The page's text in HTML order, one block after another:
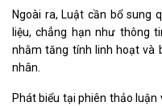
Ngoài ra, Luật cần bổ sung
liệu, chẳng hạn như thông
nhằm tăng tính linh hoạt và
nhân.
Phát biểu tại phiên thảo luận